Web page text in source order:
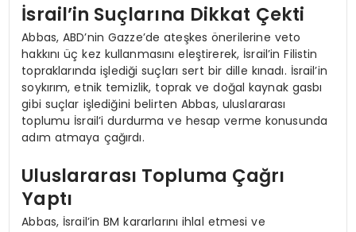
İsrail’in Suçlarına Dikkat Çekti
Abbas, ABD’nin Gazze’de ateşkes önerilerine veto
hakkını üç kez kullanmasını eleştirerek, İsrail’in Filistin
topraklarında işlediği suçları sert bir dille kınadı. İsrail’in
soykırım, etnik temizlik, toprak ve doğal kaynak gasbı
gibi suçlar işlediğini belirten Abbas, uluslararası
toplumu İsrail’i durdurma ve hesap verme konusunda
adım atmaya çağırdı.
Uluslararası Topluma Çağrı
Yaptı
Abbas, İsrail’in BM kararlarını ihlal etmesi ve